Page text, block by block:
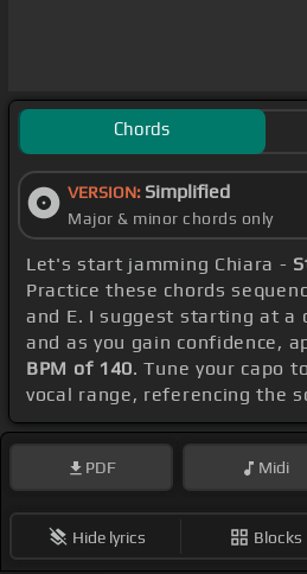
Chords
VERSION: Simplified
Major & minor chords only
Let's start jamming Chiara -
Practice these chords
and E. I suggest starting at a
and as you gain confidence,
BPM of 140. Tune your capo
vocal range, referencing the
PDF Midi
Hide lyrics Blocks